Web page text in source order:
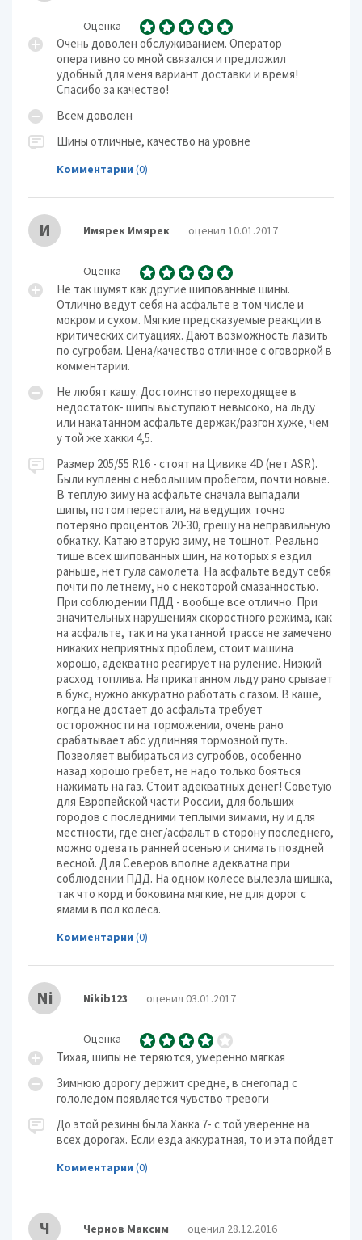
Оценка
Очень доволен обслуживанием. Оператор
оперативно со мной связался и предложил
удобный для меня вариант доставки и время!
Спасибо за качество!
Всем доволен
Шины отличные, качество на уровне
Комментарии (0)
И Имярек Имярек оценил 10.01.2017
Оценка
Не так шумят как другие шипованные шины.
Отлично ведут себя на асфальте в том числе и
мокром и сухом. Мягкие предсказуемые реакции в
критических ситуациях. Дают возможность лазить
по сугробам. Цена/качество отличное с оговоркой в
комментарии.
Не любят кашу. Достоинство переходящее в
недостаток- шипы выступают невысоко, на льду
или накатанном асфальте держак/разгон хуже, чем
у той же хакки 4,5.
Размер 205/55 R16 - стоят на Цивике 4D (нет ASR).
Были куплены с небольшим пробегом, почти новые.
В теплую зиму на асфальте сначала выпадали
шипы, потом перестали, на ведущих точно
потеряно процентов 20-30, грешу на неправильную
обкатку. Катаю вторую зиму, не тошнот. Реально
тише всех шипованных шин, на которых я ездил
раньше, нет гула самолета. На асфальте ведут себя
почти по летнему, но с некоторой смазанностью.
При соблюдении ПДД - вообще все отлично. При
значительных нарушениях скоростного режима, как
на асфальте, так и на укатанной трассе не замечено
никаких неприятных проблем, стоит машина
хорошо, адекватно реагирует на руление. Низкий
расход топлива. На прикатанном льду рано срывает
в букс, нужно аккуратно работать с газом. В каше,
когда не достает до асфальта требует
осторожности на торможении, очень рано
срабатывает абс удлинняя тормозной путь.
Позволяет выбираться из сугробов, особенно
назад хорошо гребет, не надо только бояться
нажимать на газ. Стоит адекватных денег! Советую
для Европейской части России, для больших
городов с последними теплыми зимами, ну и для
местности, где снег/асфальт в сторону последнего,
можно одевать ранней осенью и снимать поздней
весной. Для Северов вполне адекватна при
соблюдении ПДД. На одном колесе вылезла шишка,
так что корд и боковина мягкие, не для дорог с
ямами в пол колеса.
Комментарии (0)
Ni Nikib123 оценил 03.01.2017
Оценка
Тихая, шипы не теряются, умеренно мягкая
Зимнюю дорогу держит средне, в снегопад с
гололедом появляется чувство тревоги
До этой резины была Хакка 7- с той уверенне на
всех дорогах. Если езда аккуратная, то и эта пойдет
Комментарии (0)
Ч Чернов Максим оценил 28.12.2016